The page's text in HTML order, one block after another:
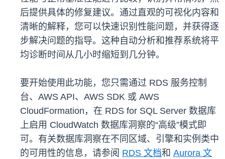
后提供具体的修复建议。通过直观的可视化内容和
清晰的解释，您可以快速识别性能问题，并获得逐
步解决问题的指导。这种自动分析和推荐系统将平
均诊断时间从几小时缩短到几分钟。
要开始使用此功能，您只需通过 RDS 服务控制
台、AWS API、AWS SDK 或 AWS
CloudFormation，在 RDS for SQL Server 数据库
上启用 CloudWatch 数据库洞察的“高级”模式即
可。有关数据库洞察在不同区域、引擎和实例类中
的可用性的信息，请参阅 RDS 文档和 Aurora 文